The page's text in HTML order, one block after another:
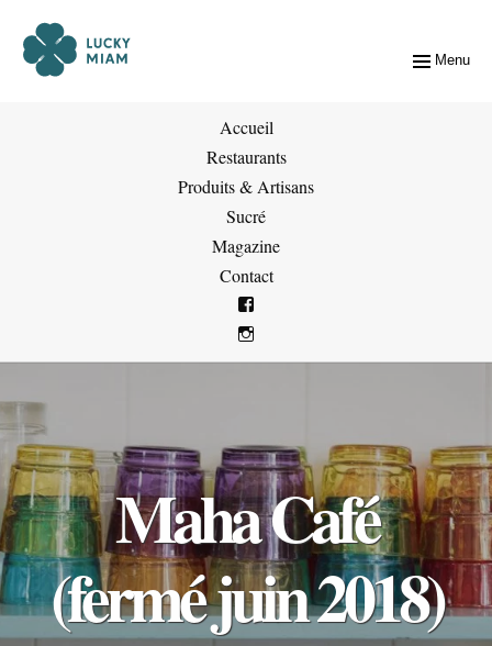
Menu
Accueil
Restaurants
Produits & Artisans
Sucré
Magazine
Contact
Maha Café
(fermé juin 2018)